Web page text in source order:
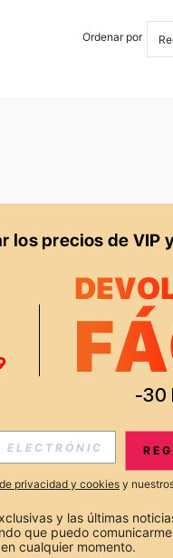
Ordenar por
Y NOTICIAS DE
privacidad y cookies y
y las últimas
que puedo
cualquier momento.